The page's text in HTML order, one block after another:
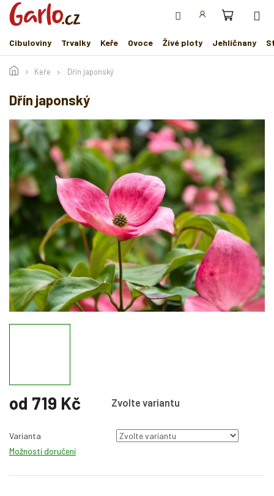
Přejít
obsah
Cibuloviny
Trvalky Keře Ovoce Živé ploty Jehličnany
Keře Dřín japonský
Dřín japonský
od 719 Kč Zvolte variantu
cena:
Varianta
Možnosti doručení